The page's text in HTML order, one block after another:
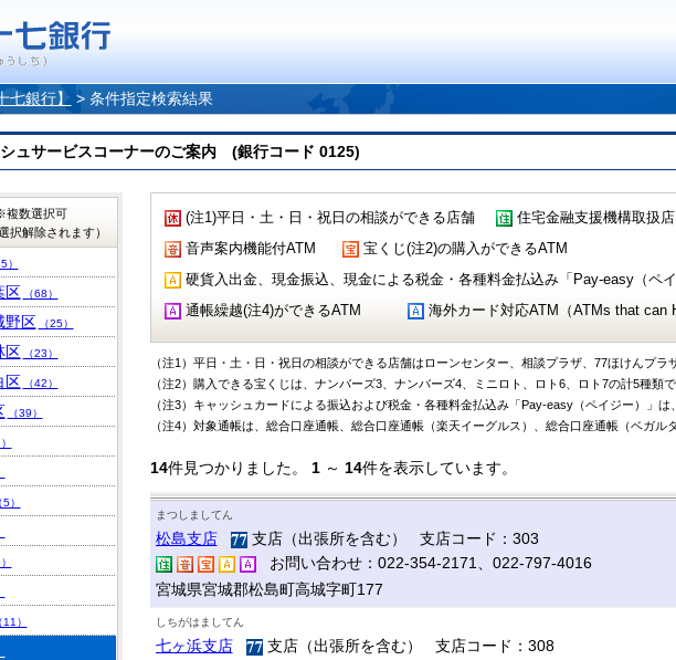
七銀行】 > 条件指定検索結果
ュサービスコーナーのご案内 (銀行コード 0125)
(注1)平日・土・日・祝日の相談ができる店舗 住宅金融支援機構取扱店
音声案内機能付ATM
宝くじ(注2)の購入ができるATM
硬貨入出金、現金振込、現金による税金・各種料金払込み「Pay-easy（ペ
通帳繰越(注4)ができるATM
海外カード対応ATM（ATMs that can
（注1）平日・土・日・祝日の相談ができる店舗はローンセンター、相談プラザ、77ほけんプラ
（注2）購入できる宝くじは、ナンバーズ3、ナンバーズ4、ミニロト、ロト6、ロト7の計5種類で
（注3）キャッシュカードによる振込および税金・各種料金払込み「Pay-easy（ペイジー）」は
（注4）対象通帳は、総合口座通帳、総合口座通帳（楽天イーグルス）、総合口座通帳（ベガル
14件見つかりました。 1～ 14件を表示しています。
まつしましてん
松島支店
支店（出張所を含む） 支店コード：303
お問い合わせ：022-354-2171、022-797-4016
宮城県宮城郡松島町高城字町177
しちがはましてん
七ヶ浜支店
支店（出張所を含む） 支店コード：308
数選択可
択解除されます）
）
区 （68）
野区 （25）
区 （23）
区 （42）
（39）
5）
11）